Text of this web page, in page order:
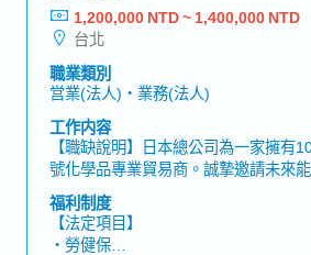
【企業福利制度】
・固定獎金 (保證1.5個月)
・公司年度業績獎金
・暑假 (3-5天，比照日本休假天數調整)
・生育禮金、久任獎勵金(依年資給予)
・尾牙、不定期員工旅遊
・每年健康檢查
・教育訓練制度 (依個人情況不同)
・專業證照課程全額補助 (依個人情況
1,200,000 NTD ~ 1,400,000 NTD
台北
職業類別
営業(法人)・業務(法人)
工作内容
【職缺說明】日本總公司為一家擁有
號化學品專業貿易商。誠摯邀請未來能
參與公司經營的核心幹部人才加入！【
負責管理業務部門，協助日籍總經理推
材料產業的業務工作（半導體、液晶
福利制度
【法定項目】
・勞健保